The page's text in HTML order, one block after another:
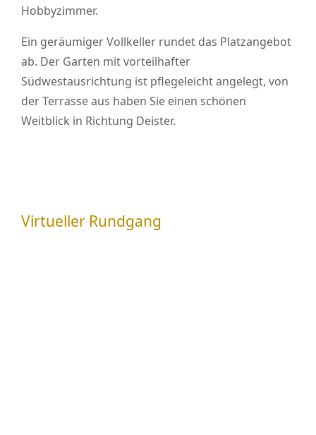
Hobbyzimmer.
Ein geräumiger Vollkeller rundet das Platzangebot
ab. Der Garten mit vorteilhafter
Südwestausrichtung ist pflegeleicht angelegt, von
der Terrasse aus haben Sie einen schönen
Weitblick in Richtung Deister.
Virtueller Rundgang